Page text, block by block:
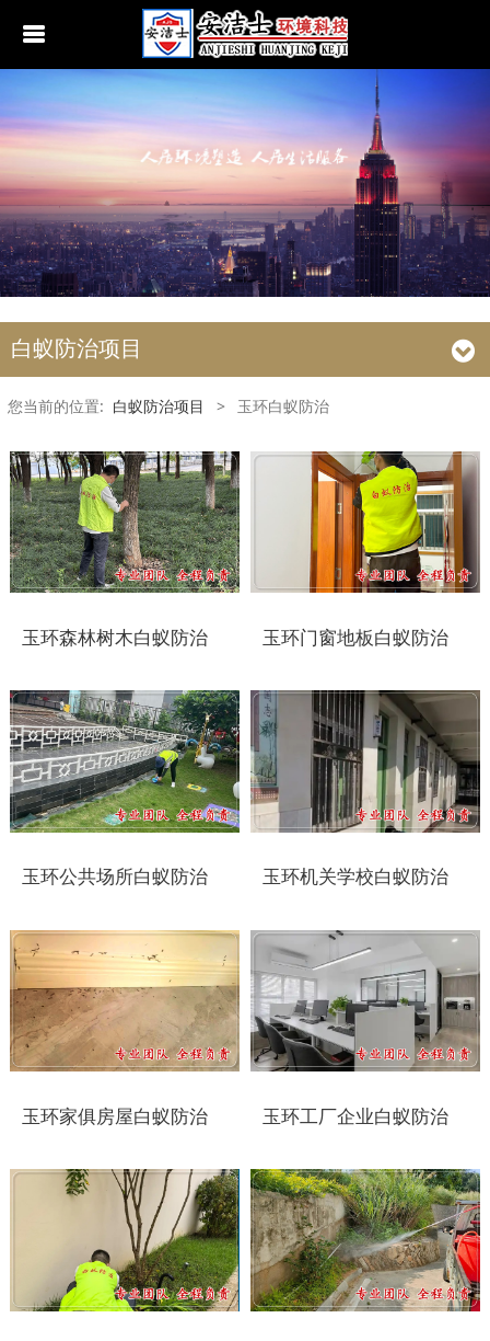
行业动态
南京白蚁防治
无锡白蚁防治
江阴白蚁防治
宜兴白蚁防治
苏州白蚁防治
昆山白蚁防治
太仓白蚁防治
常州白蚁防治
溧阳白蚁防治
如东白蚁防治
启东白蚁防治
如皋白蚁防治
海安白蚁防治
泰州白蚁防治
兴化白蚁防治
靖江白蚁防治
泰兴白蚁防治
扬州白蚁防治
宝应白蚁防治
高邮白蚁防治
白蚁防治项目
您当前的位置: 白蚁防治项目 > 玉环白蚁防治
玉环森林树木白蚁防治 玉环门窗地板白蚁防治
玉环公共场所白蚁防治 玉环机关学校白蚁防治
玉环家俱房屋白蚁防治 玉环工厂企业白蚁防治